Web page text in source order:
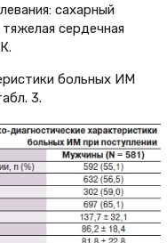
сахарный
сердечная
больных ИМ
3.